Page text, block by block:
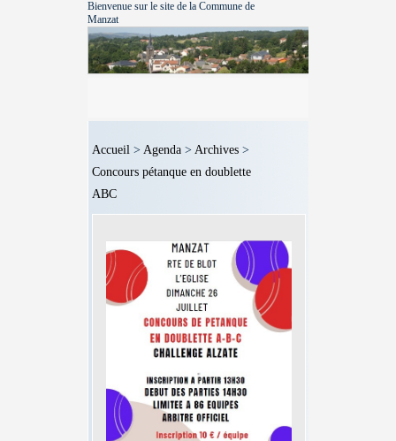
Bienvenue sur le site de la Commune de
Manzat
Accueil > Agenda > Archives >
Concours pétanque en doublette
ABC